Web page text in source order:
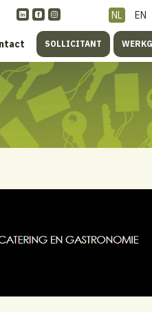
NL EN
SOLLICITANT